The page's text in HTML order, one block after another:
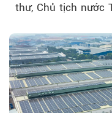
thư, Chủ tịch nước